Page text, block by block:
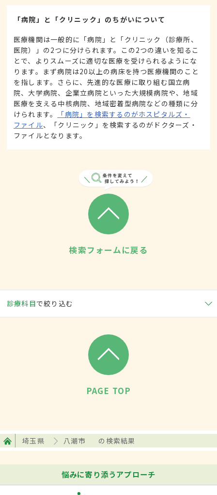
「病院」と「クリニック」のちがいについて
医療機関は一般的に「病院」と「クリニック（診療所、
医院）」の2つに分けられます。この2つの違いを知るこ
とで、よりスムーズに適切な医療を受けられるようにな
ります。まず病院は20以上の病床を持つ医療機関のこと
を指します。さらに、先進的な医療に取り組む国立病
院、大学病院、企業立病院といった大規模病院や、地域
医療を支える中核病院、地域密着型病院などの種類に分
けられます。
「病院」を検索するのがホスピタルズ・
ファイル、「クリニック」を検索するのがドクターズ・
ファイルとなります。
検索フォームに戻る
診療科目で絞り込む
PAGE TOP
埼玉県 八潮市 の検索結果
悩みに寄り添うアプローチ